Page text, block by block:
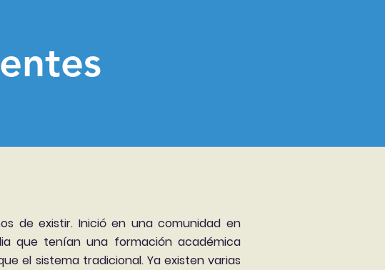
de existir. Inició en una comunidad en
que tenían una formación académica
el sistema tradicional. Ya existen varias